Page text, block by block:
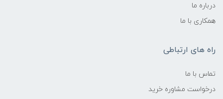
درباره ما
همکاری با ما
راه های ارتباطی
تماس با ما
درخواست مشاوره خرید